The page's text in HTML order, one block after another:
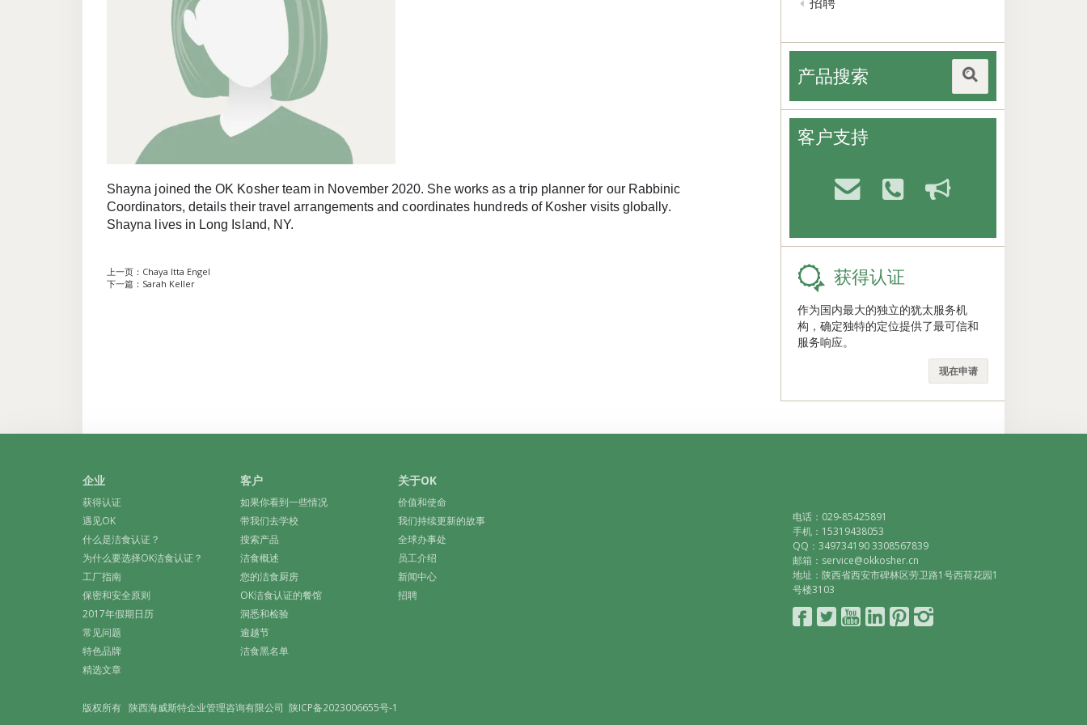
Shayna joined the OK Kosher team in November 2020. She works as a trip planner for our Rabbinic
Coordinators, details their travel arrangements and coordinates hundreds of Kosher visits globally.
Shayna lives in Long Island, NY.
上一页： Chaya Itta Engel
下一篇： Sarah Keller
产品搜索
客户支持
获得认证
作为国内最大的独立的犹太服务机
构，确定独特的定位提供了最可信和
服务响应。
现在申请
企业
获得认证
遇见OK
什么是洁食认证？
为什么要选择OK洁食认证？
工厂指南
保密和安全原则
2017年假期日历
常见问题
特色品牌
精选文章
客户
如果你看到一些情况
带我们去学校
搜索产品
洁食概述
您的洁食厨房
OK洁食认证的餐馆
洞悉和检验
逾越节
洁食黑名单
关于OK
价值和使命
我们持续更新的故事
全球办事处
员工介绍
新闻中心
招聘
电话：029-85425891
手机：15319438053
QQ：349734190 3308567839
邮箱：service@okkosher.cn
地址：陕西省西安市碑林区劳卫路1号西荷花园1
号楼3103
Connect
with
Follow
on
YouTube
LinkedIn
Pinterest
Instagram
版权所有 陕西海威斯特企业管理咨询有限公司 陕ICP备2023006655号-1